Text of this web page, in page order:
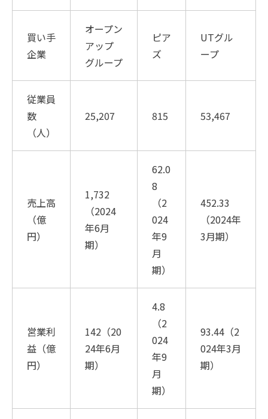
買い手
企業
オープン
アップ
グループ
ピア
ズ
UTグル
ープ
従業員
数
（人）
25,207 815 53,467
売上高
（億
円）
1,732
（2024
年6月
期）
62.0
8
（2
024
年9
月
期）
452.33
（2024年
3月期）
営業利
益（億
円）
142（20
24年6月
期）
4.8
（2
024
年9
月
期）
93.44（2
024年3月
期）